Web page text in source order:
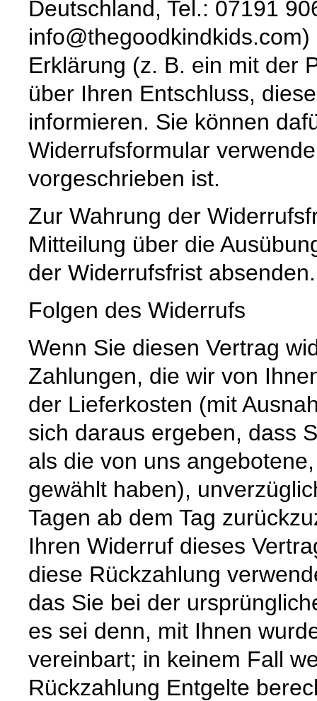
Deutschland, Tel.: 07191
Erklärung (z. B. ein mit der
über Ihren Entschluss,
informieren. Sie können
Widerrufsformular
vorgeschrieben ist.
Zur Wahrung der
Mitteilung über die
der Widerrufsfrist absenden.
Folgen des Widerrufs
Wenn Sie diesen Vertrag
Zahlungen, die wir von
der Lieferkosten (mit
sich daraus ergeben, dass
als die von uns
gewählt haben),
Tagen ab dem Tag
Ihren Widerruf dieses
diese Rückzahlung
das Sie bei der
es sei denn, mit Ihnen
vereinbart; in keinem Fall
Rückzahlung Entgelte